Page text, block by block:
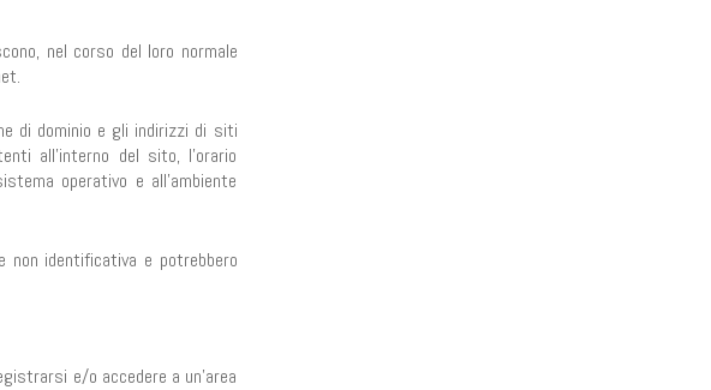
nel corso del loro normale
di dominio e gli indirizzi di siti
all’interno del sito, l’orario
operativo e all’ambiente
identificativa e potrebbero
e/o accedere a un’area